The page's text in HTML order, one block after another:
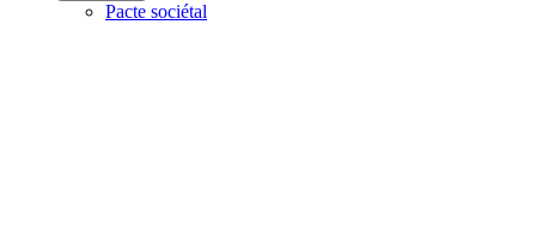
Pacte sociétal